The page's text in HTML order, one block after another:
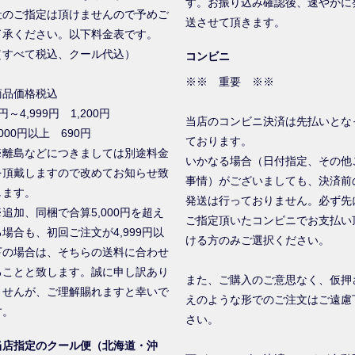
のご指定は頂けませんので予めご
ください。以下料金表です。
べて税込、クール代込）
品価格税込
～4,999円 1,200円
円以上 690円
島などにつきましては別途料金
頂戴しますので改めてお知らせ致
す。
加、同梱で合算5,000円を超え
場合も、初回ご注文が4,999円以
の場合は、そちらの送料に合わせ
ことと致します。誠に申し訳あり
せんが、ご理解賜れますと幸いで
店指定のクール便（北海道・沖
送させて頂きます。
コンビニ
※※ 重要 ※※
当店のコンビニ決済は先払いとな
ております。
いかなる場合（日付指定、その他
事情）がございましても、決済前
発送は行っておりません。必ず先
ご指定頂いたコンビニでお支払い
ける方のみご選択ください。
また、ご購入のご意思なく、仮押
えのような形でのご注文はご遠慮
さい。